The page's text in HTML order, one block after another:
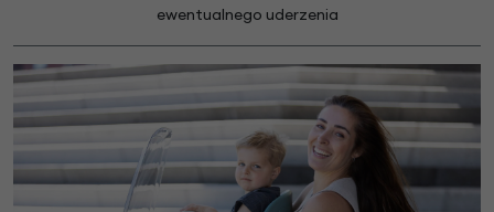
ewentualnego uderzenia